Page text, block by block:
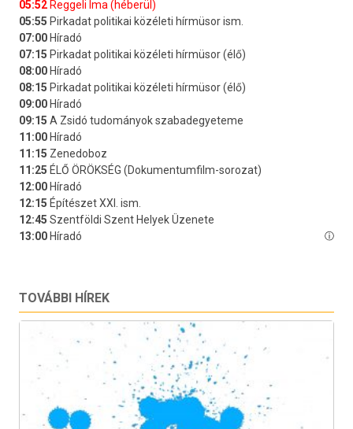
TOVÁBBI HÍREK